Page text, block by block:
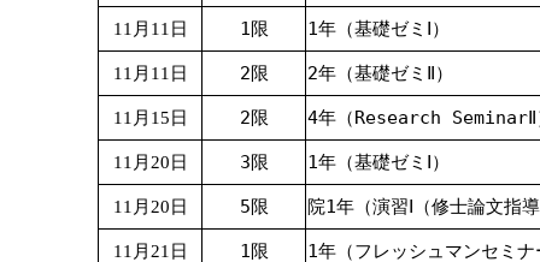
11月11日 1限 1年（基礎ゼミⅠ）
11月11日 2限 2年（基礎ゼミⅡ）
11月15日 2限 4年（Research SeminarⅡ
11月20日 3限 1年（基礎ゼミⅠ）
11月20日 5限 院1年（演習Ⅰ（修士論文指
11月21日 1限 1年（フレッシュマンセミナ